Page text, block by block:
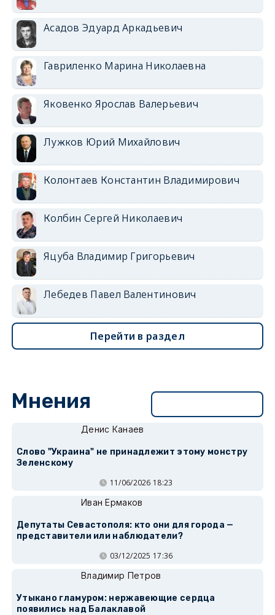
Асадов Эдуард Аркадьевич
Гавриленко Марина Николаевна
Яковенко Ярослав Валерьевич
Лужков Юрий Михайлович
Колонтаев Константин Владимирович
Колбин Сергей Николаевич
Яцуба Владимир Григорьевич
Лебедев Павел Валентинович
Перейти в раздел
Мнения
Денис Канаев
Слово "Украина" не принадлежит этому монстру
Зеленскому
11/06/2026 18:23
Иван Ермаков
Депутаты Севастополя: кто они для города —
представители или наблюдатели?
03/12/2025 17:36
Владимир Петров
Утыкано гламуром: нержавеющие сердца
появились над Балаклавой